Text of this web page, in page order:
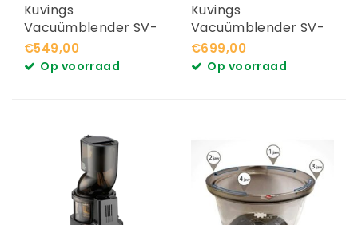
Kuvings
Vacuümblender SV-
400
€549,00
Op voorraad
Kuvings
Vacuümblender SV-
500
€699,00
Op voorraad